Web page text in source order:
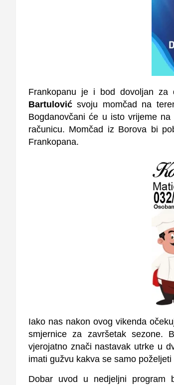
Frankopanu je i bod dovoljan
Bartulović svoju momčad na
Bogdanovčani će u isto vrijeme
računicu. Momčad iz Borova bi
Frankopana.
Iako nas nakon ovog vikenda
smjernice za završetak sezone.
vjerojatno znači nastavak utrke u
imati gužvu kakva se samo poželjeti
Dobar uvod u nedjeljni program